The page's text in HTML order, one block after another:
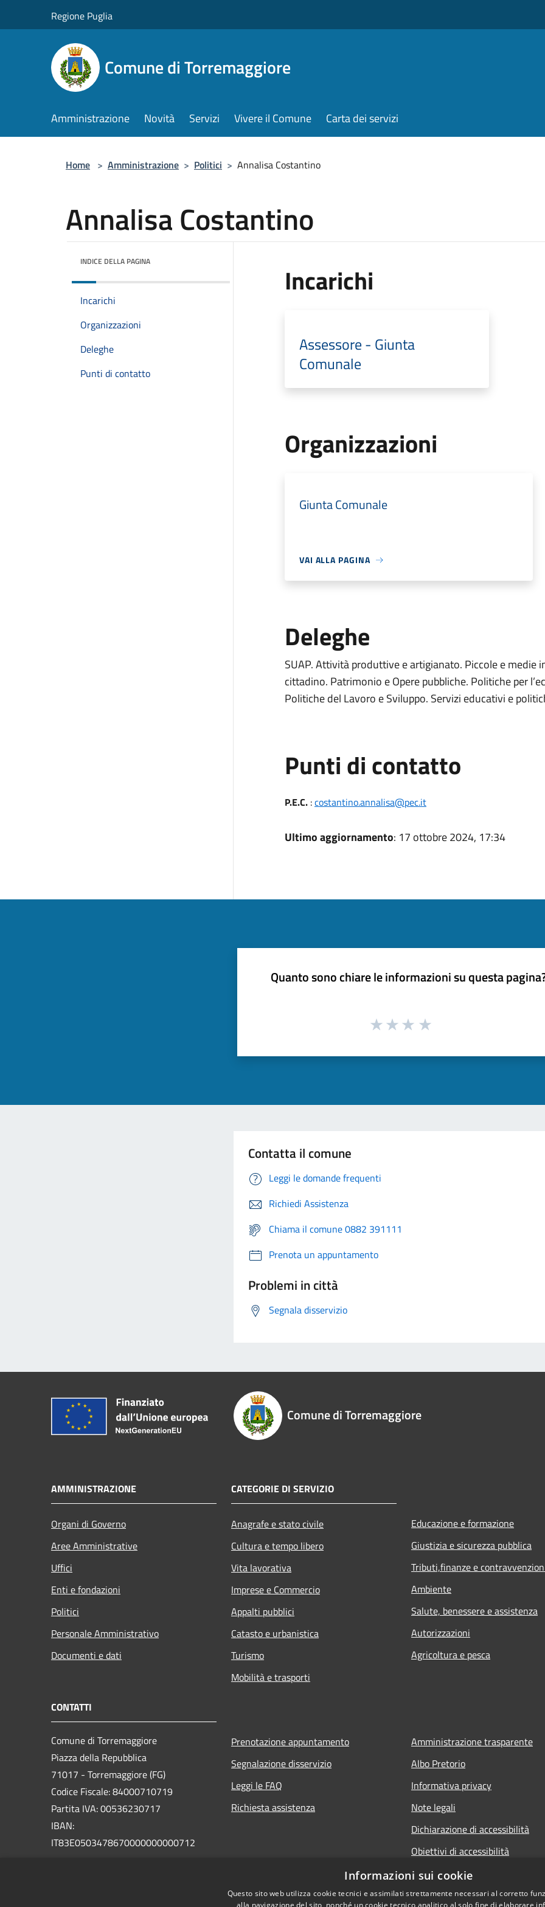
Regione Puglia
Comune di Torremaggiore
Amministrazione Novità Servizi Vivere il Comune Carta dei servizi
Home > Amministrazione > Politici > Annalisa Costantino
Annalisa Costantino
INDICE DELLA PAGINA
Incarichi
Organizzazioni
Deleghe
Punti di contatto
Incarichi
Assessore - Giunta
Comunale
Organizzazioni
Giunta Comunale
VAI ALLA PAGINA
Deleghe
SUAP. Attività produttive e artigianato. Piccole e medie
cittadino. Patrimonio e Opere pubbliche. Politiche per
Politiche del Lavoro e Sviluppo. Servizi educativi e
Punti di contatto
P.E.C.:costantino.annalisa@pec.it
Ultimo aggiornamento: 17 ottobre 2024, 17:34
Quanto sono chiare le informazioni su questa
Contatta il comune
Leggi le domande frequenti
Richiedi Assistenza
Chiama il comune 0882 391111
Prenota un appuntamento
Problemi in città
Segnala disservizio
Comune di Torremaggiore
AMMINISTRAZIONE
Organi di Governo
Aree Amministrative
Uffici
Enti e fondazioni
Politici
Personale Amministrativo
Documenti e dati
CATEGORIE DI SERVIZIO
Anagrafe e stato civile
Cultura e tempo libero
Vita lavorativa
Imprese e Commercio
Appalti pubblici
Catasto e urbanistica
Turismo
Mobilità e trasporti
Educazione e formazione
Giustizia e sicurezza pubblica
Tributi,finanze e
Ambiente
Salute, benessere e assistenza
Autorizzazioni
Agricoltura e pesca
CONTATTI
Comune di Torremaggiore
Piazza della Repubblica
71017 - Torremaggiore (FG)
Codice Fiscale: 84000710719
Partita IVA: 00536230717
IBAN:
IT83E0503478670000000000712
Prenotazione appuntamento
Segnalazione disservizio
Leggi le FAQ
Richiesta assistenza
Amministrazione trasparente
Albo Pretorio
Informativa privacy
Note legali
Dichiarazione di accessibilità
Obiettivi di accessibilità
Informazioni sui cookie
Questo sito web utilizza cookie tecnici e assimilati strettamente necessari al corretto
alla navigazione del sito, nonché un cookie tecnico analitico al solo fine di elaborare